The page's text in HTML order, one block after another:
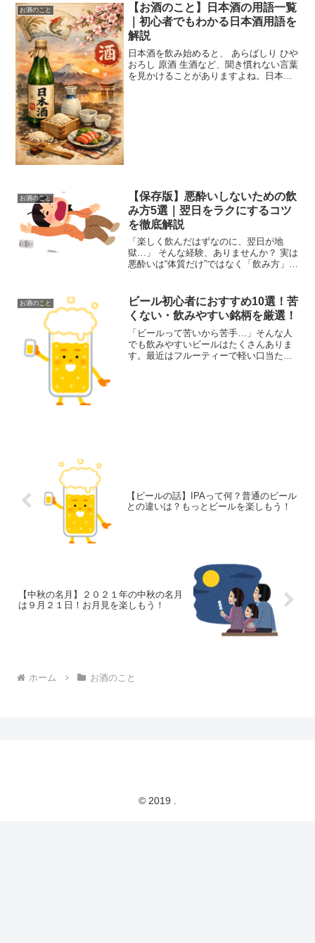
ールと刺身の組み合わせが好きな人もい
ますが、人によっては「なん...
お酒のこと
【お酒のこと】日本酒の用語一覧
｜初心者でもわかる日本酒用語を
解説
日本酒を飲み始めると、 あらばしり ひや
おろし 原酒 生酒など、聞き慣れない言葉
を見かけることがありますよね。日本酒
お酒のこと
【保存版】悪酔いしないための飲
み方5選｜翌日をラクにするコツ
を徹底解説
「楽しく飲んだはずなのに、翌日が地
獄…」 そんな経験、ありませんか？ 実は
悪酔いは“体質だけ”ではなく「飲み方」で
み方5選を、私自身の実体験も踏まえて分
かりやすく解説...
お酒のこと
ビール初心者におすすめ10選！苦
くない・飲みやすい銘柄を厳選！
「ビールって苦いから苦手…」そんな人
でも飲みやすいビールはたくさんありま
す。最近はフルーティーで軽い口当たり
【ビールの話】IPAって何？普通のビール
との違いは？もっとビールを楽しもう！
【中秋の名月】２０２１年の中秋の名月
は９月２１日！お月見を楽しもう！
ホーム お酒のこと
© 2019 .